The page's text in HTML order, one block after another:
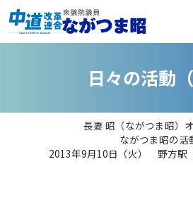
日々の活動 （
長妻 昭（ながつま昭）
ながつま昭の活
2013年9月10日（火） 野方駅